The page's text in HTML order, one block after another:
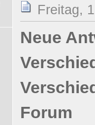
Freitag,
Neue
Forum